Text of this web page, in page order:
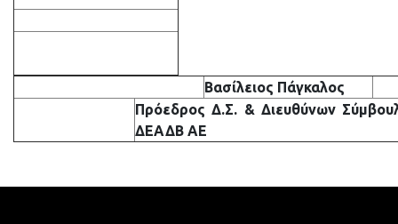
Βασίλειος Πάγκαλος
Πρόεδρος Δ.Σ. & Διευθύνων
ΔΕΑΔΒ ΑΕ